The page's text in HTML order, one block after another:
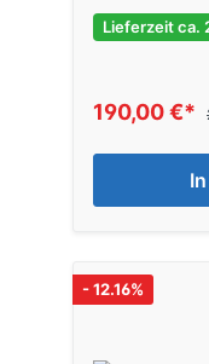
Lieferzeit ca.
190,00 €*
- 12.16%